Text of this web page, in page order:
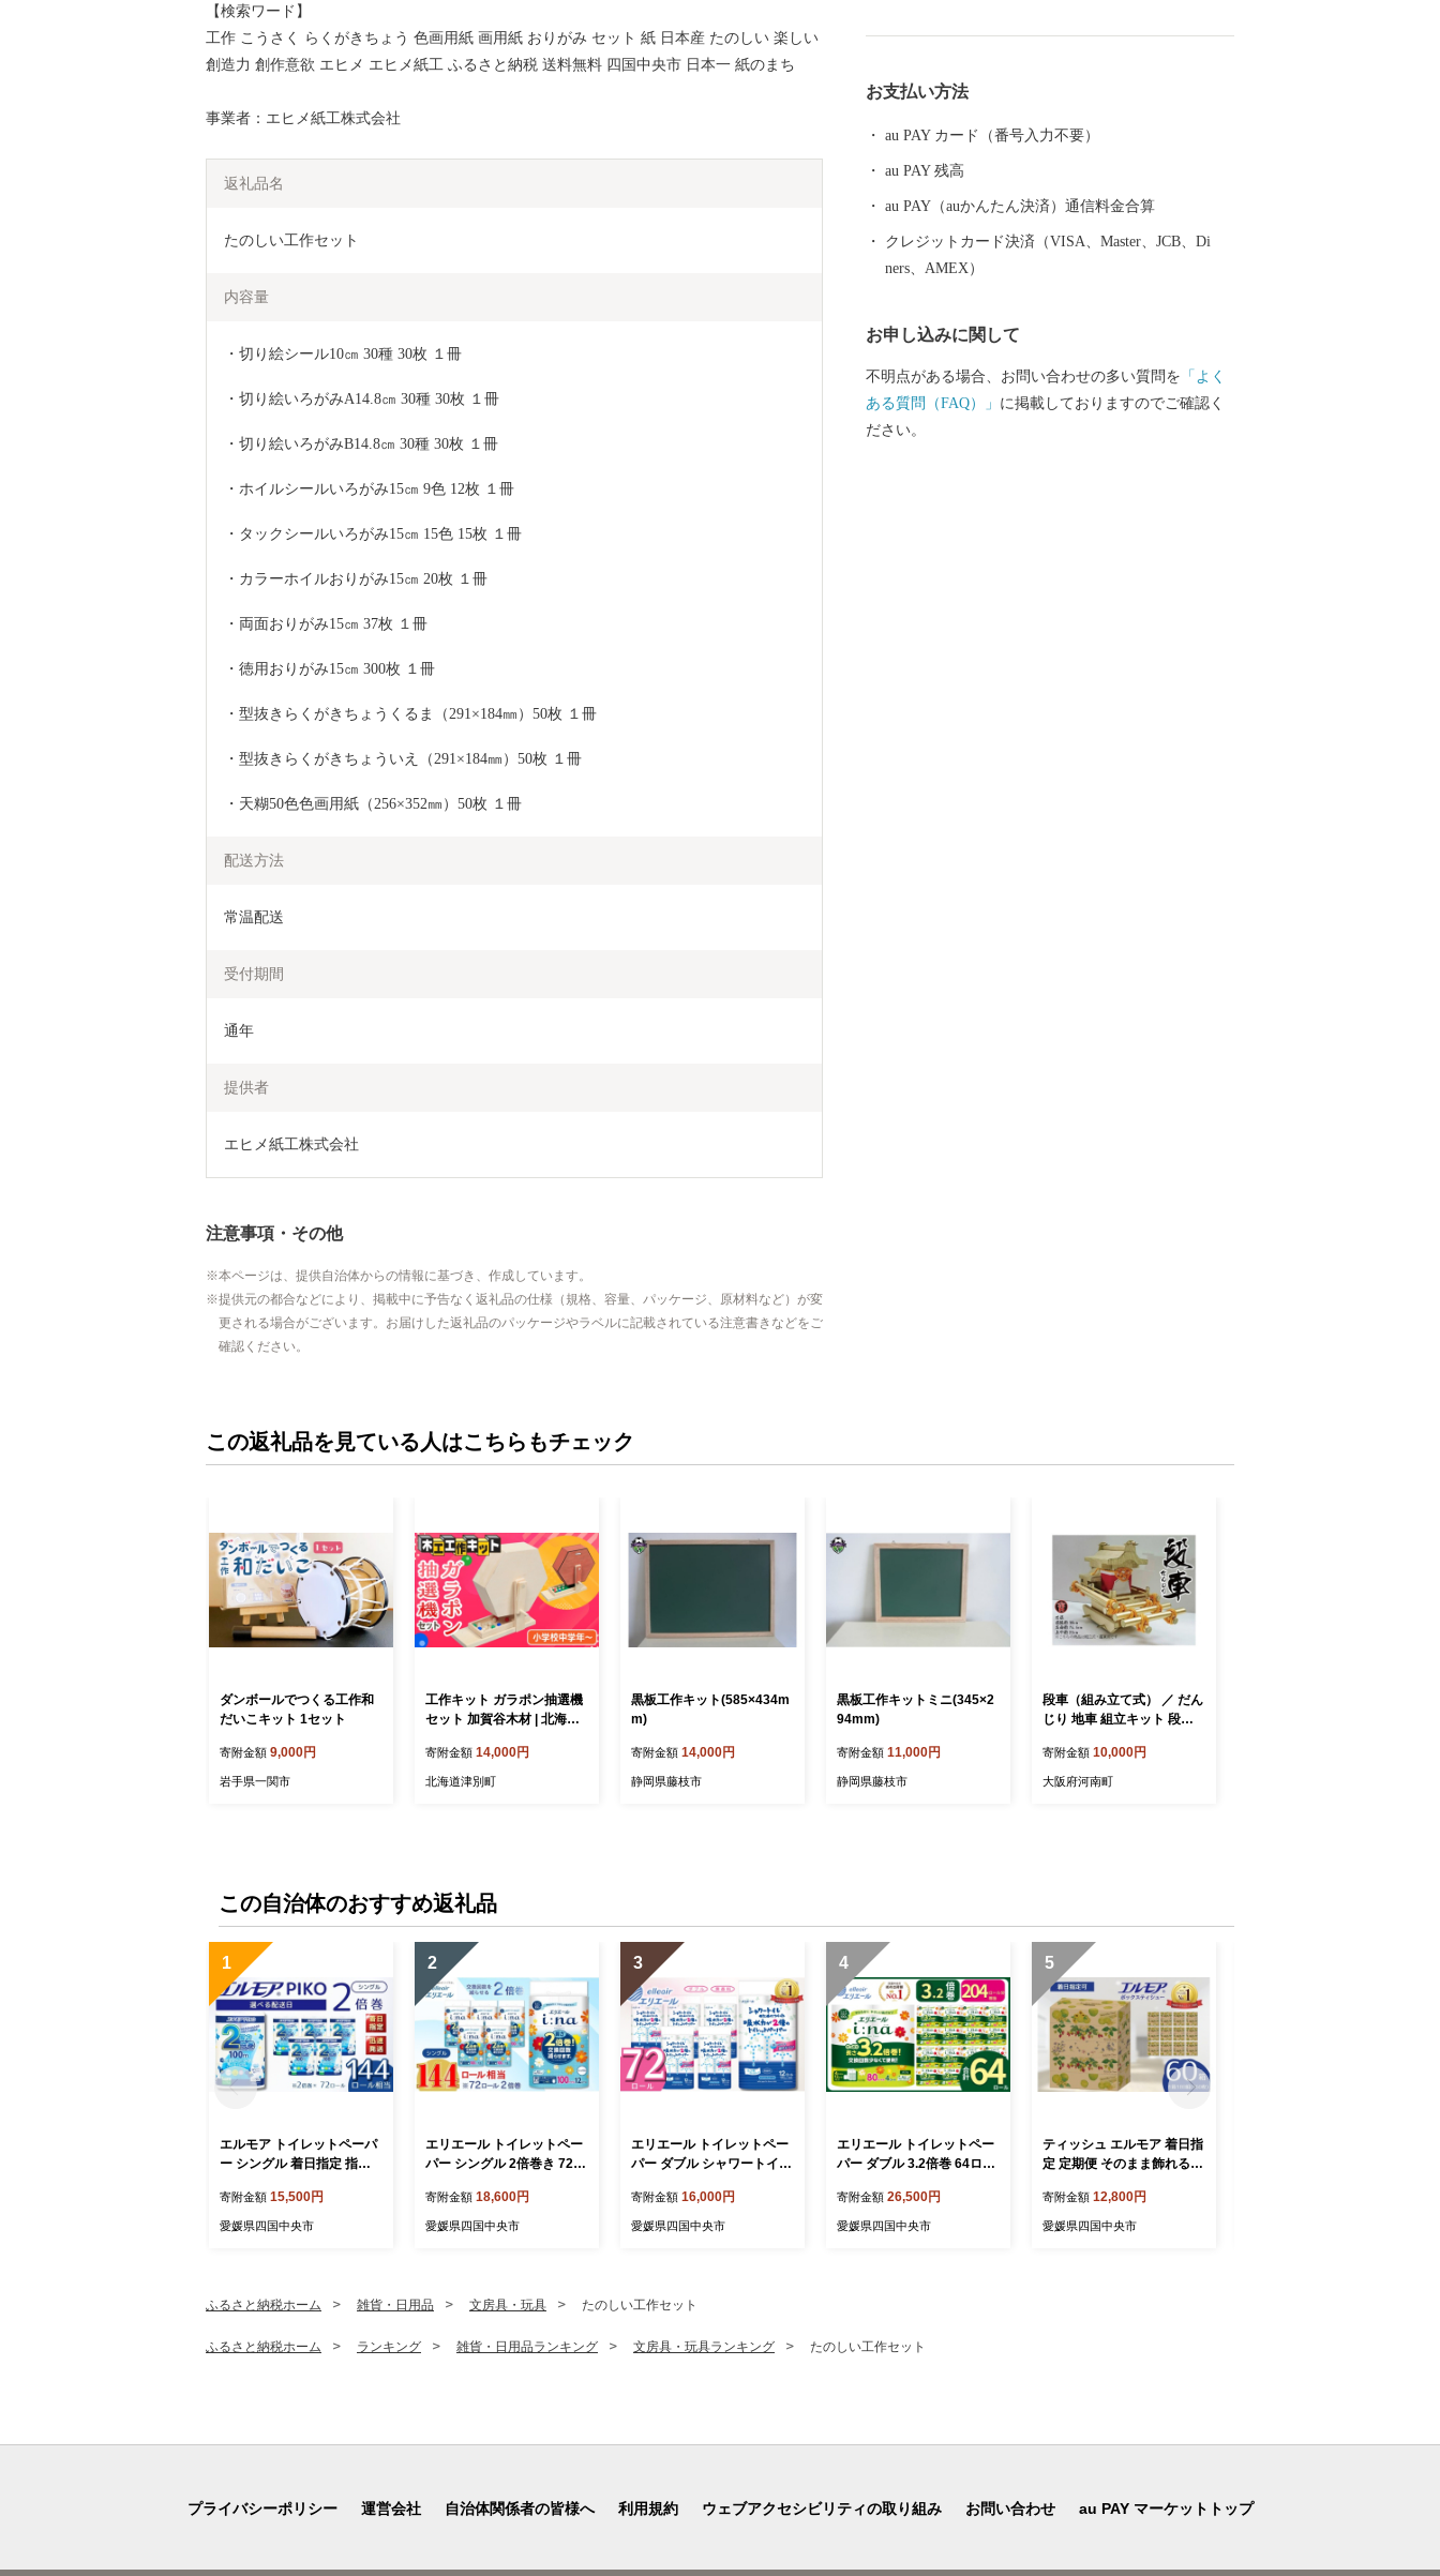
【検索ワード】
工作 こうさく らくがきちょう 色画用紙 画用紙 おりがみ セット 紙 日本産 たのしい 楽しい
創造力 創作意欲 エヒメ エヒメ紙工 ふるさと納税 送料無料 四国中央市 日本一 紙のまち
事業者：エヒメ紙工株式会社
返礼品名
たのしい工作セット
内容量
・切り絵シール10㎝ 30種 30枚 １冊
・切り絵いろがみA14.8㎝ 30種 30枚 １冊
・切り絵いろがみB14.8㎝ 30種 30枚 １冊
・ホイルシールいろがみ15㎝ 9色 12枚 １冊
・タックシールいろがみ15㎝ 15色 15枚 １冊
・カラーホイルおりがみ15㎝ 20枚 １冊
・両面おりがみ15㎝ 37枚 １冊
・徳用おりがみ15㎝ 300枚 １冊
・型抜きらくがきちょうくるま（291×184㎜）50枚 １冊
・型抜きらくがきちょういえ（291×184㎜）50枚 １冊
・天糊50色色画用紙（256×352㎜）50枚 １冊
配送方法
常温配送
受付期間
通年
提供者
エヒメ紙工株式会社
注意事項・その他
本ページは、提供自治体からの情報に基づき、作成しています。
提供元の都合などにより、掲載中に予告なく返礼品の仕様（規格、容量、パッケージ、原材料など）が変
更される場合がございます。お届けした返礼品のパッケージやラベルに記載されている注意書きなどをご
確認ください。
続全国1位となるなど、名実共に「日本一の紙のまち」
対象となる地方団体に指定されました。 今後も適正か
つ公正な運営に努めて参りますので、どうか引き続き
四国中央市を応援いただきますようお願い致します。
お支払い方法
au PAY カード（番号入力不要）
au PAY 残高
au PAY（auかんたん決済）通信料金合算
クレジットカード決済（VISA、Master、JCB、Di
ners、AMEX）
お申し込みに関して
不明点がある場合、お問い合わせの多い質問を 「よく
ある質問（FAQ）」 に掲載しておりますのでご確認く
ださい。
この返礼品を見ている人はこちらもチェック
ダンボールでつくる工作和
だいこキット 1セット
寄附金額 9,000円
岩手県一関市
工作キット ガラポン抽選機
セット 加賀谷木材 | 北海道
寄附金額 14,000円
北海道津別町
黒板工作キット(585×434m
m)
寄附金額 14,000円
静岡県藤枝市
黒板工作キットミニ(345×2
94mm)
寄附金額 11,000円
静岡県藤枝市
段車（組み立て式） ／ だん
じり 地車 組立キット 段ボ
も 大人 手作り 模型 おもち
ゃ インテリア クラフト 体
寄附金額 10,000円
大阪府河南町
この自治体のおすすめ返礼品
1
エルモア トイレットペーパ
ー シングル 着日指定 指定
2倍巻き ピュアパルプ100%
エルモアピコ コンパクト収
寄附金額 15,500円
愛媛県四国中央市
2
エリエール トイレットペー
パー シングル 2倍巻き 72ロ
Ｒ （シングル・100ｍ） × 6
パック 日用品 消耗品 新生
寄附金額 18,600円
愛媛県四国中央市
3
エリエール トイレットペー
パー ダブル シャワートイレ
2R× 6パック（ダブル）大
容量 日用品 消耗品 新生活
寄附金額 16,000円
愛媛県四国中央市
4
エリエール トイレットペー
パー ダブル 3.2倍巻 64ロー
（ダブル） 日用品 消耗品
備蓄 防災 愛媛県 四国中央
寄附金額 26,500円
愛媛県四国中央市
5
ティッシュ エルモア 着日指
定 定期便 そのまま飾れる
ュ ティシュー てぃっしゅ
ボックスティッシュ ティッ
寄附金額 12,800円
愛媛県四国中央市
ふるさと納税ホーム 雑貨・日用品 文房具・玩具 たのしい工作セット
ふるさと納税ホーム ランキング 雑貨・日用品ランキング 文房具・玩具ランキング たのしい工作セット
プライバシーポリシー 運営会社 自治体関係者の皆様へ 利用規約 ウェブアクセシビリティの取り組み お問い合わせ au PAY マーケットトップ